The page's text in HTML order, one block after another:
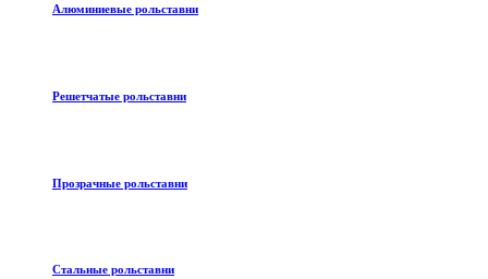
Алюминиевые рольставни
Решетчатые рольставни
Прозрачные рольставни
Стальные рольставни